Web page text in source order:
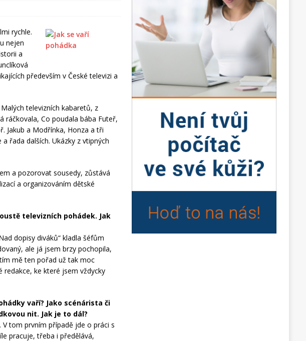
rychle.
nejen
a
především v České televizi a
televizních kabaretů, z
ráčkovala, Co poudala bába Futeř,
Jakub a Modřínka, Honza a tři
řada dalších. Ukázky z vtipných
a pozorovat sousedy, zůstává
a organizováním dětské
televizních pohádek. Jak
dopisy diváků“ kladla šéfům
ale já jsem brzy pochopila,
mě ten pořad už tak moc
ke které jsem vždycky
vaří? Jako scénárista či
nit. Jak je to dál?
tom prvním případě jde o práci s
pracuje, třeba i předělává,